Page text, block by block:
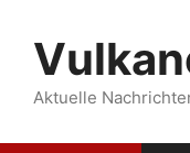
Inhalt
springen
Aktuelle